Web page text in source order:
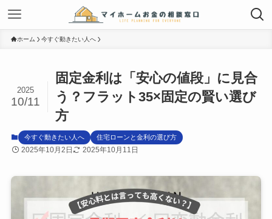
ホーム 今すぐ動きたい人へ
固定金利は「安心の値段」に見合
う？フラット35×固定の賢い選び
方
2025
10/11
今すぐ動きたい人へ 住宅ローンと金利の選び方
2025年10月2日 2025年10月11日